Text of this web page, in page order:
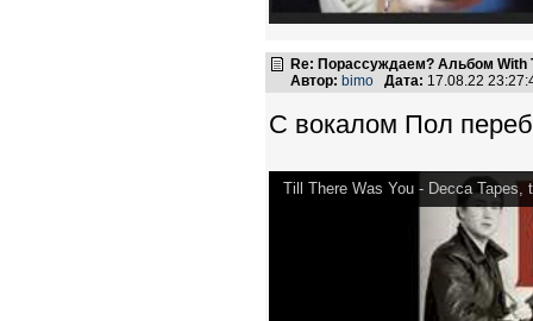
Re: Порассуждаем? Альбом With
Автор: bimo Дата: 17.08.22
С вокалом Пол
Till There Was You - Decca Tapes,